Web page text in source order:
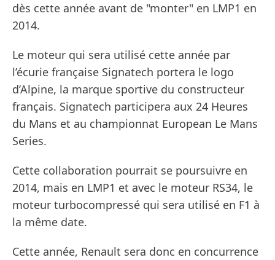
dès cette année avant de "monter" en LMP1 en
2014.
Le moteur qui sera utilisé cette année par
l’écurie française Signatech portera le logo
d’Alpine, la marque sportive du constructeur
français. Signatech participera aux 24 Heures
du Mans et au championnat European Le Mans
Series.
Cette collaboration pourrait se poursuivre en
2014, mais en LMP1 et avec le moteur RS34, le
moteur turbocompressé qui sera utilisé en F1 à
la même date.
Cette année, Renault sera donc en concurrence